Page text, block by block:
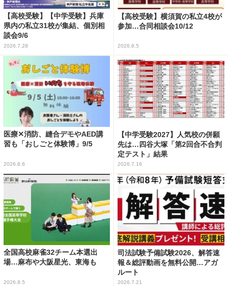
【高校受験】【中学受験】兵庫
県内の私立31校が集結、個別相
談会9/6
2026.7.28
【高校受験】横須賀の私立4校が
参加…合同相談会10/12
2026.8.5
医療✕消防、縫合デモやAED講
習も「おしごと体験博」9/5
2026.8.6
【中学受験2027】人気校の併願
先は…四谷大塚「第2回合不合判
定テスト」結果
2026.7.16
全国高校麻雀32チーム本選出
場…麻布や大阪星光、東海も
2026.8.5
司法試験予備試験2026、解答速
報＆総評動画を無料公開…アガ
ルート
2026.7.21